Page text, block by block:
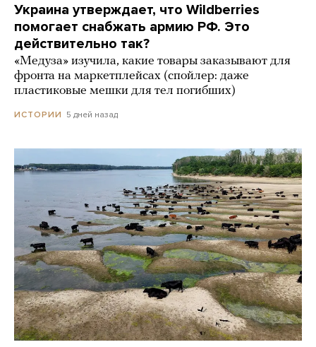
Украина утверждает, что Wildberries
помогает снабжать армию РФ. Это
действительно так?
«Медуза» изучила, какие товары заказывают для
фронта на маркетплейсах (спойлер: даже
пластиковые мешки для тел погибших)
ИСТОРИИ 5 дней назад